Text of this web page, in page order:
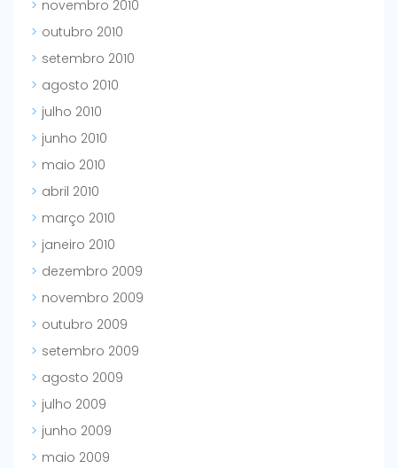
novembro 2010
outubro 2010
setembro 2010
agosto 2010
julho 2010
junho 2010
maio 2010
abril 2010
março 2010
janeiro 2010
dezembro 2009
novembro 2009
outubro 2009
setembro 2009
agosto 2009
julho 2009
junho 2009
maio 2009